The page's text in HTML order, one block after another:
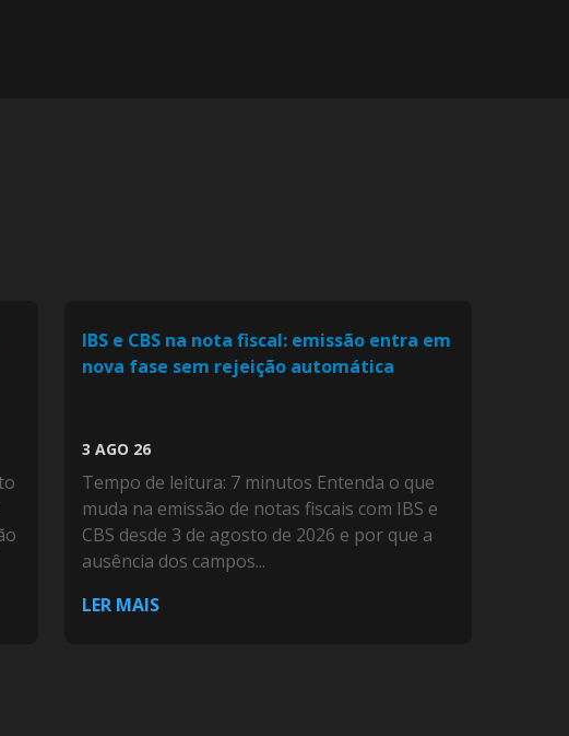
IBS e CBS na nota fiscal: emissão entra em
nova fase sem rejeição automática
3 AGO 26
Tempo de leitura: 7 minutos Entenda o que
muda na emissão de notas fiscais com IBS e
CBS desde 3 de agosto de 2026 e por que a
ausência dos campos...
LER MAIS